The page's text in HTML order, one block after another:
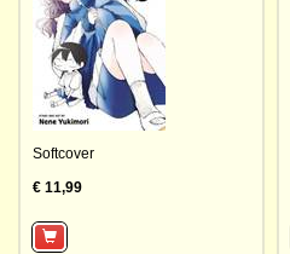
Softcover
€ 11,99